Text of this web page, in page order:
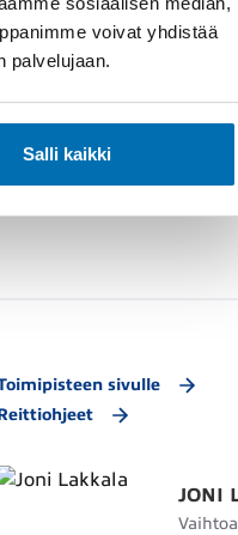
voivat yhdistää
palvelujaan.
Salli kaikki
sivulle
JONI